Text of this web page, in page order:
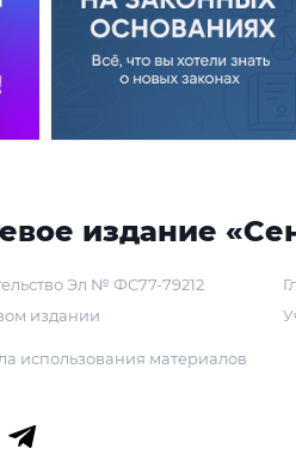
издание
Эл № ФС77-79212
издании
использования материалов